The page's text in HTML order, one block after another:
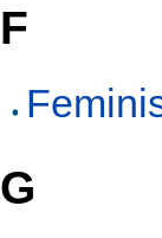
F
G